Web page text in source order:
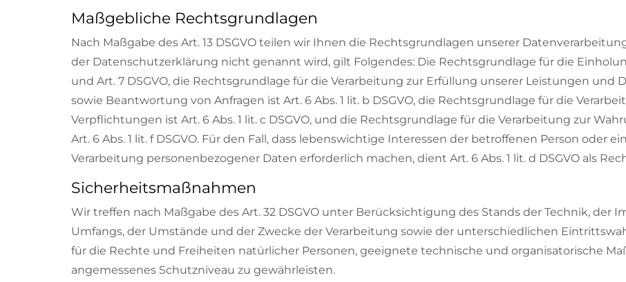
Maßgebliche Rechtsgrundlagen
Nach Maßgabe des Art. 13 DSGVO teilen wir Ihnen die Rechtsgrundlagen unserer
der Datenschutzerklärung nicht genannt wird, gilt Folgendes: Die Rechtsgrundlage für die
und Art. 7 DSGVO, die Rechtsgrundlage für die Verarbeitung zur Erfüllung unserer Leistungen
sowie Beantwortung von Anfragen ist Art. 6 Abs. 1 lit. b DSGVO, die Rechtsgrundlage für die
Verpflichtungen ist Art. 6 Abs. 1 lit. c DSGVO, und die Rechtsgrundlage für die Verarbeitung zur
Art. 6 Abs. 1 lit. f DSGVO. Für den Fall, dass lebenswichtige Interessen der betroffenen Person oder
Verarbeitung personenbezogener Daten erforderlich machen, dient Art. 6 Abs. 1 lit. d DSGVO als
Sicherheitsmaßnahmen
Wir treffen nach Maßgabe des Art. 32 DSGVO unter Berücksichtigung des Stands der Technik, der
Umfangs, der Umstände und der Zwecke der Verarbeitung sowie der unterschiedlichen
für die Rechte und Freiheiten natürlicher Personen, geeignete technische und organisatorische
angemessenes Schutzniveau zu gewährleisten.